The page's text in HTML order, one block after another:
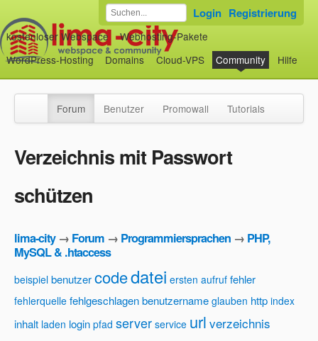
kostenloser Webspace
Webhosting-Pakete
WordPress-Hosting
Domains Cloud-VPS Community Hilfe
Login Registrierung
Forum Benutzer Promowall Tutorials
Verzeichnis mit Passwort
schützen
lima-city→ Forum → Programmiersprachen → PHP,
MySQL & .htaccess
beispiel benutzercodedatei ersten aufruf fehler
fehlerquelle fehlgeschlagen benutzername glauben http index
inhalt laden login pfad server service url verzeichnis